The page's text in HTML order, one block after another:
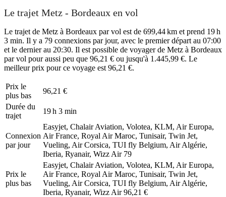
Le trajet Metz - Bordeaux en vol
Le trajet de Metz à Bordeaux par vol est de 699,44 km et prend 19 h
3 min. Il y a 79 connexions par jour, avec le premier départ au 07:00
et le dernier au 20:30. Il est possible de voyager de Metz à Bordeaux
par vol pour aussi peu que 96,21 € ou jusqu'à 1.445,99 €. Le
meilleur prix pour ce voyage est 96,21 €.
Prix ​​le
plus bas
96,21 €
Durée du
trajet
19 h 3 min
Connexion
par jour
Easyjet, Chalair Aviation, Volotea, KLM, Air Europa,
Air France, Royal Air Maroc, Tunisair, Twin Jet,
Vueling, Air Corsica, TUI fly Belgium, Air Algérie,
Iberia, Ryanair, Wizz Air 79
Prix ​​le
plus bas
Easyjet, Chalair Aviation, Volotea, KLM, Air Europa,
Air France, Royal Air Maroc, Tunisair, Twin Jet,
Vueling, Air Corsica, TUI fly Belgium, Air Algérie,
Iberia, Ryanair, Wizz Air 96,21 €